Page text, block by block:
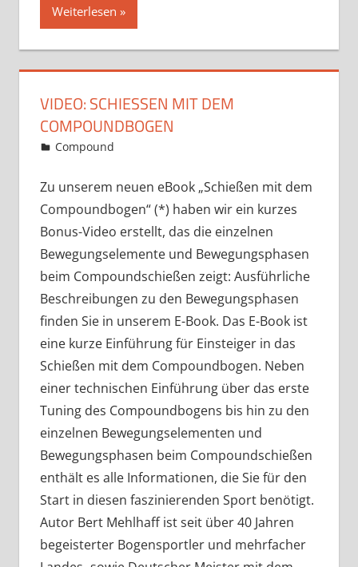
Weiterlesen
VIDEO: SCHIESSEN MIT DEM C
OMPOUNDBOGEN
31. August 2019
Martina Berg
Compound
Zu unserem neuen eBook „Schießen mit dem
Compoundbogen“ (*) haben wir ein kurzes
Bonus-Video erstellt, das die einzelnen
Bewegungselemente und Bewegungsphasen
beim Compoundschießen zeigt: Ausführliche
Beschreibungen zu den Bewegungsphasen
finden Sie in unserem E-Book. Das E-Book ist
eine kurze Einführung für Einsteiger in das
Schießen mit dem Compoundbogen. Neben
einer technischen Einführung über das erste
Tuning des Compoundbogens bis hin zu den
einzelnen Bewegungselementen und
Bewegungsphasen beim Compoundschießen
enthält es alle Informationen, die Sie für den
Start in diesen faszinierenden Sport benötigt.
Autor Bert Mehlhaff ist seit über 40 Jahren
begeisterter Bogensportler und mehrfacher